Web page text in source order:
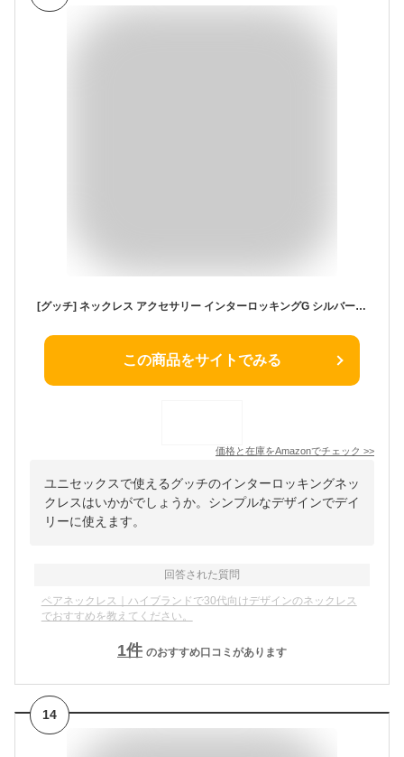
[グッチ] ネックレス アクセサリー インターロッキングG シルバー メンズ レディース 479217 J8400 8106 [並行輸入品]
この商品をサイトでみる
価格と在庫をAmazonでチェック >>
ユニセックスで使えるグッチのインターロッキングネッ
クレスはいかがでしょうか。シンプルなデザインでデイ
リーに使えます。
回答された質問
ペアネックレス｜ハイブランドで30代向けデザインのネックレス
でおすすめを教えてください。
1件 のおすすめ口コミがあります
14